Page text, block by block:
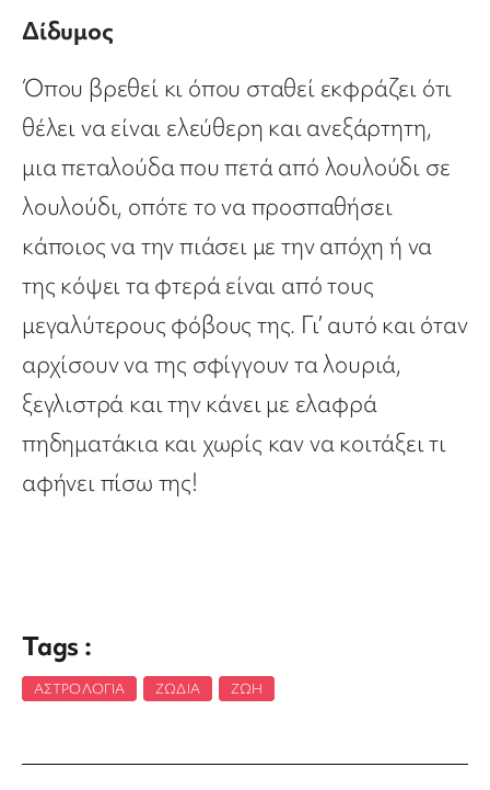
Δίδυμος
Όπου βρεθεί κι όπου σταθεί εκφράζει ότι
θέλει να είναι ελεύθερη και ανεξάρτητη,
μια πεταλούδα που πετά από λουλούδι σε
λουλούδι, οπότε το να προσπαθήσει
κάποιος να την πιάσει με την απόχη ή να
της κόψει τα φτερά είναι από τους
μεγαλύτερους φόβους της. Γι’ αυτό και όταν
αρχίσουν να της σφίγγουν τα λουριά,
ξεγλιστρά και την κάνει με ελαφρά
πηδηματάκια και χωρίς καν να κοιτάξει τι
αφήνει πίσω της!
Tags :
ΑΣΤΡΟΛΟΓΊΑ ΖΏΔΙΑ ΖΩΉ